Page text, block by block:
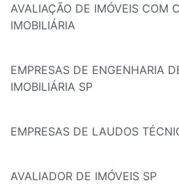
AVALIAÇÃO DE IMÓVEIS COM
IMOBILIÁRIA
EMPRESAS DE ENGENHARIA
IMOBILIÁRIA SP
EMPRESAS DE LAUDOS
AVALIADOR DE IMÓVEIS SP